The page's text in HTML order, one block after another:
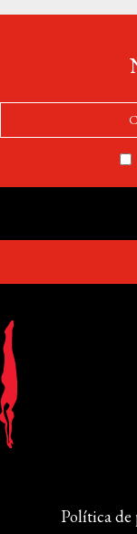
Política de